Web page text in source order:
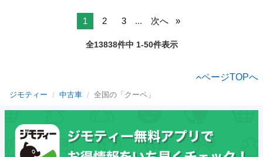
1 2 3 ... 次へ
全13838件中 1-50件表示
ページTOPへ
ジモティー 中古車 全国の「クーペ」